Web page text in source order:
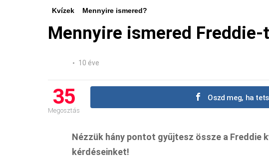
Kvízek Mennyire ismered?
Mennyire ismered Freddie-
10 éve
35
Megosztás
Oszd meg, ha
Nézzük hány pontot gyűjtesz össze a Freddie
kérdéseinket!